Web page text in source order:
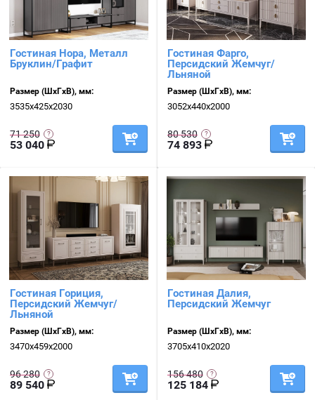
Гостиная Нора, Металл
Бруклин/Графит
Размер (ШхГхВ), мм:
3535х425х2030
71 250
53 040
Гостиная Фарго,
Персидский Жемчуг/
Льняной
Размер (ШхГхВ), мм:
3052х440х2000
80 530
74 893
Гостиная Гориция,
Персидский Жемчуг/
Льняной
Размер (ШхГхВ), мм:
3470х459х2000
96 280
89 540
Гостиная Далия,
Персидский Жемчуг
Размер (ШхГхВ), мм:
3705х410х2020
156 480
125 184